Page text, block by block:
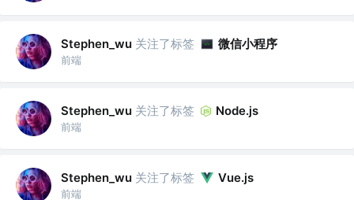
Stephen_wu 关注了标签 微信小程序
前端
Stephen_wu 关注了标签 Node.js
前端
Stephen_wu 关注了标签 Vue.js
前端